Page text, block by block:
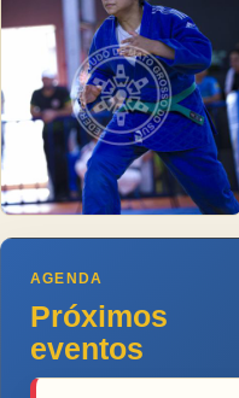
AGENDA
Próximos
eventos